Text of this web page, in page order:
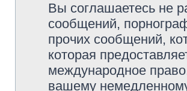
Вы соглашаетесь не
сообщений,
прочих сообщений,
которая
международное
вашему